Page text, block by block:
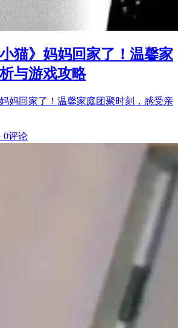
猫》妈妈回家了！温馨家
与游戏攻略
妈回家了！温馨家庭团聚时刻，感受亲
0评论